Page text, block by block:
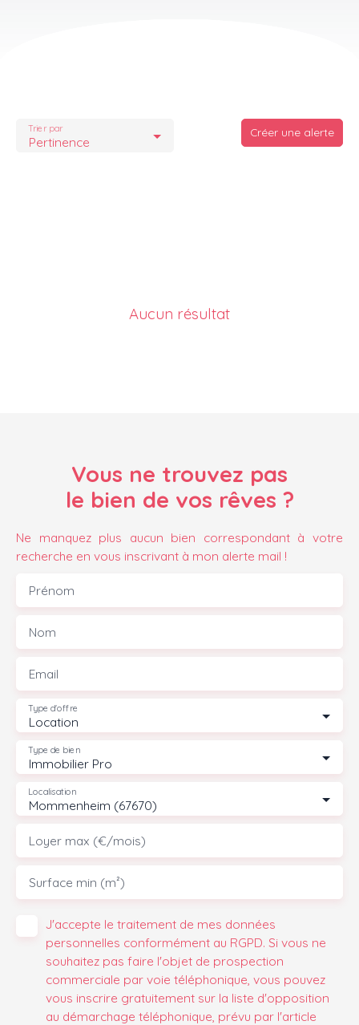
Pertinence
Trier par Créer une alerte
Aucun résultat
Vous ne trouvez pas
le bien de vos rêves ?
Ne manquez plus aucun bien correspondant à votre
recherche en vous inscrivant à mon alerte mail !
Prénom
Nom
Email
Location
Type d'offre
Immobilier Pro
Type de bien
Mommenheim (67670)
Localisation
Loyer max (€/mois)
Surface min (m²)
J'accepte le traitement de mes données
personnelles conformément au RGPD. Si vous ne
souhaitez pas faire l'objet de prospection
commerciale par voie téléphonique, vous pouvez
vous inscrire gratuitement sur la liste d'opposition
au démarchage téléphonique, prévu par l'article